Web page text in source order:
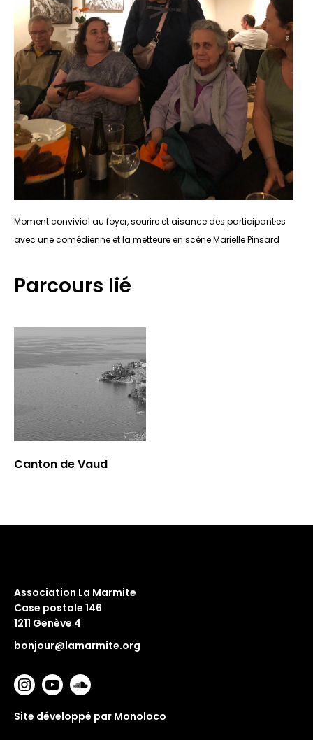
Moment convivial au foyer, sourire et aisance des participant·es
avec une comédienne et la metteure en scène Marielle Pinsard
Parcours lié
Canton de Vaud
Association La Marmite
Case postale 146
1211 Genève 4
bonjour@lamarmite.org
Site développé par Monoloco